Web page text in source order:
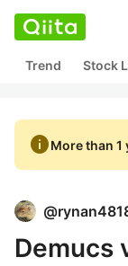
Trend Stock
infoMore than 1
@
Demucs